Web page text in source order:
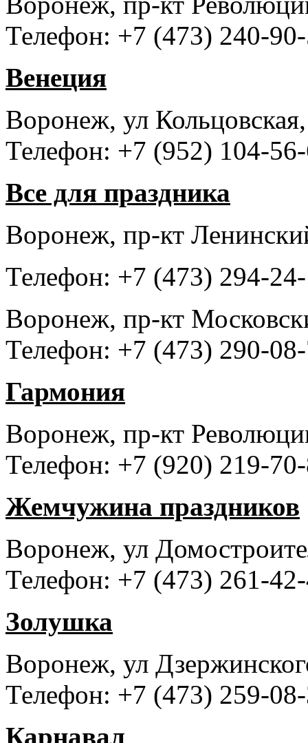
Телефон: +7 (473) 240-
Венеция
Воронеж, ул
Телефон: +7 (952) 104-
Все для праздника
Воронеж, пр-кт
Телефон: +7 (473) 294-
Воронеж, пр-кт
Телефон: +7 (473) 290-
Гармония
Воронеж, пр-кт
Телефон: +7 (920) 219-
Жемчужина праздников
Воронеж, ул
Телефон: +7 (473) 261-
Золушка
Воронеж, ул
Телефон: +7 (473) 259-
Карнавал